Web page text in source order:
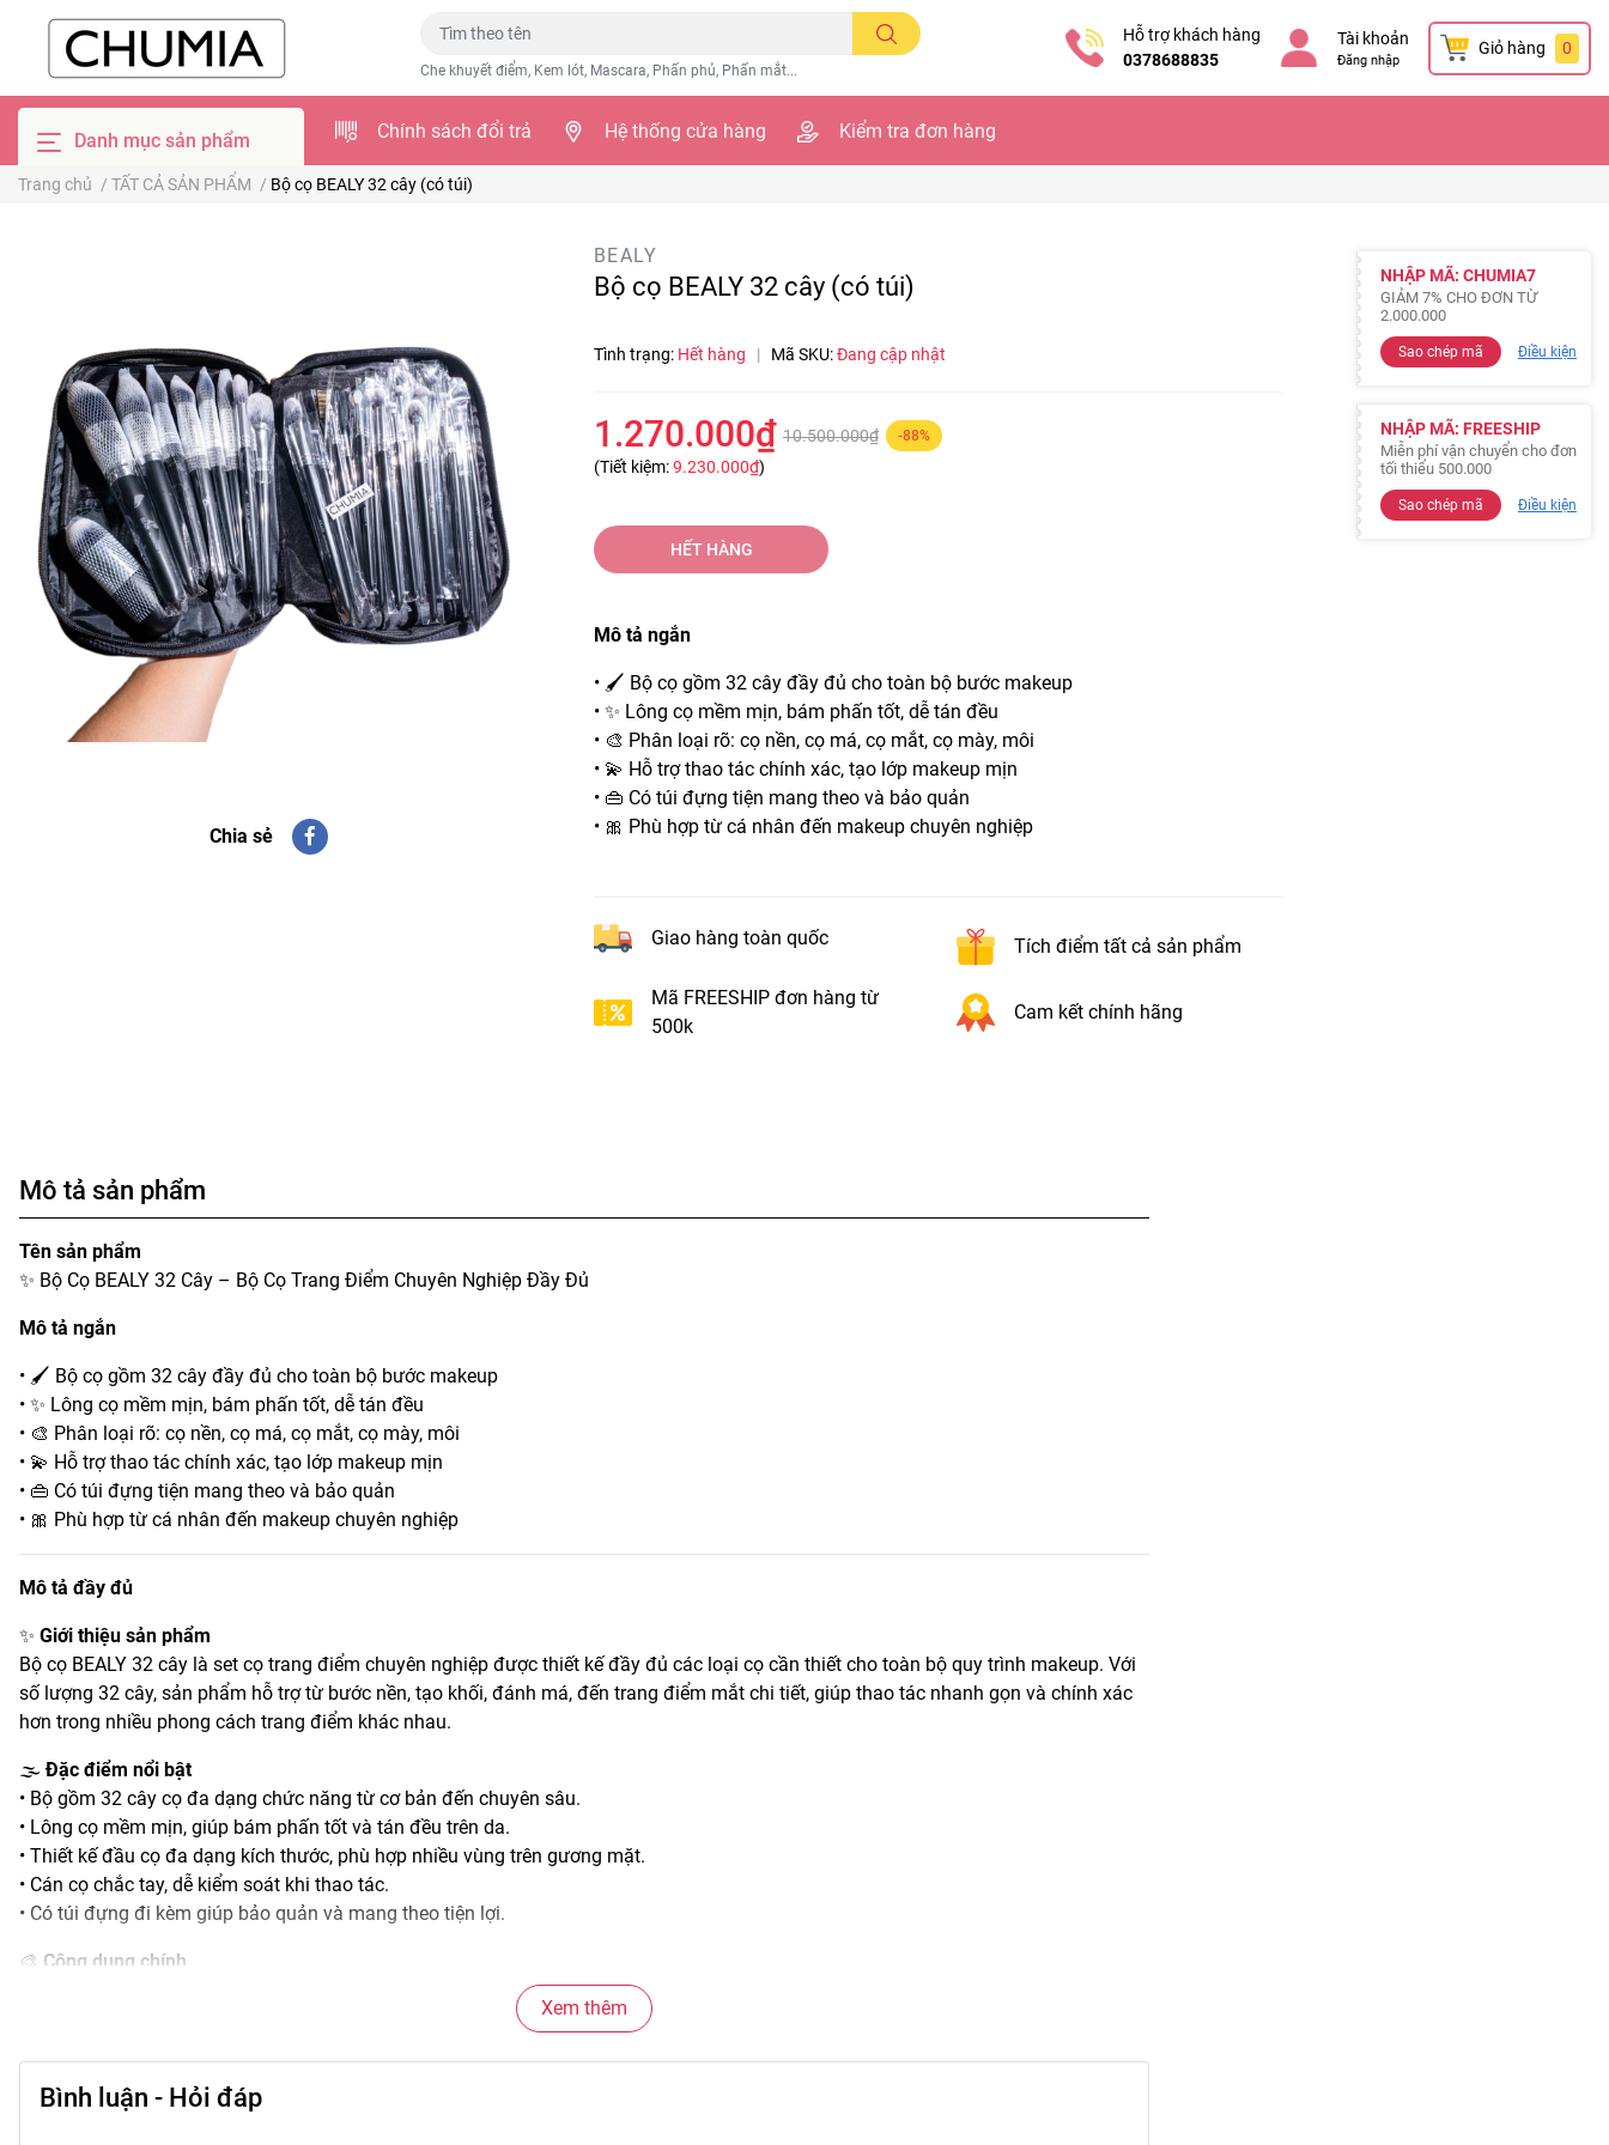
Che khuyết điểm, Kem lót, Mascara, Phấn phủ, Phấn mắt...
Hỗ trợ khách hàng
0378688835
Tài khoản
Đăng nhập
Giỏ hàng 0
Danh mục sản phẩm Chính sách đổi trả Hệ thống cửa hàng Kiểm tra đơn hàng
Trang chủ / TẤT CẢ SẢN PHẨM / Bộ cọ BEALY 32 cây (có túi)
Chia sẻ
BEALY
Bộ cọ BEALY 32 cây (có túi)
Tình trạng: Hết hàng | Mã SKU:Đang cập nhật
1.270.000₫ 10.500.000₫ -88%
(Tiết kiệm:9.230.000₫)
HẾT HÀNG
Mô tả ngắn
• 🖌️ Bộ cọ gồm 32 cây đầy đủ cho toàn bộ bước makeup
• ✨ Lông cọ mềm mịn, bám phấn tốt, dễ tán đều
• 🎨 Phân loại rõ: cọ nền, cọ má, cọ mắt, cọ mày, môi
• 💫 Hỗ trợ thao tác chính xác, tạo lớp makeup mịn
• 👜 Có túi đựng tiện mang theo và bảo quản
• 🎀 Phù hợp từ cá nhân đến makeup chuyên nghiệp
Giao hàng toàn quốc Tích điểm tất cả sản phẩm
Mã FREESHIP đơn hàng từ
500k
Cam kết chính hãng
NHẬP MÃ: CHUMIA7
GIẢM 7% CHO ĐƠN TỪ
2.000.000
Sao chép mã Điều kiện
NHẬP MÃ: FREESHIP
Miễn phí vận chuyển cho đơn
tối thiểu 500.000
Sao chép mã Điều kiện
Mô tả sản phẩm
Tên sản phẩm
✨ Bộ Cọ BEALY 32 Cây – Bộ Cọ Trang Điểm Chuyên Nghiệp Đầy Đủ
Mô tả ngắn
• 🖌️ Bộ cọ gồm 32 cây đầy đủ cho toàn bộ bước makeup
• ✨ Lông cọ mềm mịn, bám phấn tốt, dễ tán đều
• 🎨 Phân loại rõ: cọ nền, cọ má, cọ mắt, cọ mày, môi
• 💫 Hỗ trợ thao tác chính xác, tạo lớp makeup mịn
• 👜 Có túi đựng tiện mang theo và bảo quản
• 🎀 Phù hợp từ cá nhân đến makeup chuyên nghiệp
Mô tả đầy đủ
✨ Giới thiệu sản phẩm
Bộ cọ BEALY 32 cây là set cọ trang điểm chuyên nghiệp được thiết kế đầy đủ các loại cọ cần thiết cho toàn bộ quy trình makeup. Với
số lượng 32 cây, sản phẩm hỗ trợ từ bước nền, tạo khối, đánh má, đến trang điểm mắt chi tiết, giúp thao tác nhanh gọn và chính xác
hơn trong nhiều phong cách trang điểm khác nhau.
🌫️Đặc điểm nổi bật
• Bộ gồm 32 cây cọ đa dạng chức năng từ cơ bản đến chuyên sâu.
• Lông cọ mềm mịn, giúp bám phấn tốt và tán đều trên da.
• Thiết kế đầu cọ đa dạng kích thước, phù hợp nhiều vùng trên gương mặt.
• Cán cọ chắc tay, dễ kiểm soát khi thao tác.
• Có túi đựng đi kèm giúp bảo quản và mang theo tiện lợi.
🎨 Công dụng chính
• Phù hợp sử dụng cho nhiều layout makeup khác nhau.
Xem thêm
Bình luận - Hỏi đáp